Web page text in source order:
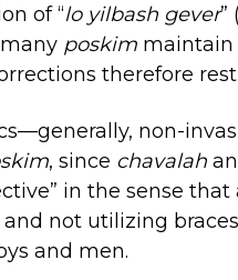
of “lo yilbash gever”
poskim
therefore
non-
, since chavalah
in the sense
not utilizing
and men.